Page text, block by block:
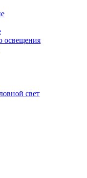
освещения
свет